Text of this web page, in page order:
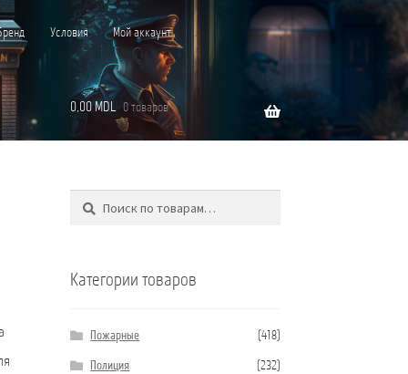
Условия Мой аккаунт
0,00MDL 0 товаров
Искать:
Поиск
Категории товаров
Пожарные (418)
Полиция (232)